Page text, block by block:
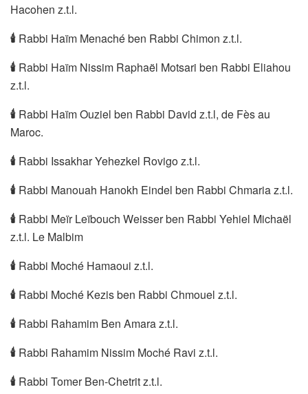
Hacohen z.t.l.
🕯 Rabbi Haïm Menaché ben Rabbi Chimon z.t.l.
🕯 Rabbi Haïm Nissim Raphaël Motsari ben Rabbi Eliahou
z.t.l.
🕯 Rabbi Haïm Ouziel ben Rabbi David z.t.l, de Fès au
Maroc.
🕯 Rabbi Issakhar Yehezkel Rovigo z.t.l.
🕯 Rabbi Manouah Hanokh Eindel ben Rabbi Chmaria z.t.l.
🕯 Rabbi Meïr Leïbouch Weisser ben Rabbi Yehiel Michaël
z.t.l. Le Malbim
🕯 Rabbi Moché Hamaoui z.t.l.
🕯 Rabbi Moché Kezis ben Rabbi Chmouel z.t.l.
🕯 Rabbi Rahamim Ben Amara z.t.l.
🕯 Rabbi Rahamim Nissim Moché Ravi z.t.l.
🕯 Rabbi Tomer Ben-Chetrit z.t.l.